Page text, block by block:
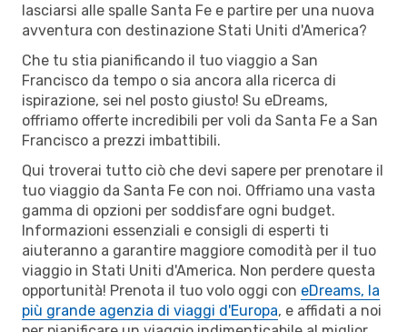
lasciarsi alle spalle Santa Fe e partire per una nuova
avventura con destinazione Stati Uniti d'America?
Che tu stia pianificando il tuo viaggio a San
Francisco da tempo o sia ancora alla ricerca di
ispirazione, sei nel posto giusto! Su eDreams,
offriamo offerte incredibili per voli da Santa Fe a San
Francisco a prezzi imbattibili.
Qui troverai tutto ciò che devi sapere per prenotare il
tuo viaggio da Santa Fe con noi. Offriamo una vasta
gamma di opzioni per soddisfare ogni budget.
Informazioni essenziali e consigli di esperti ti
aiuteranno a garantire maggiore comodità per il tuo
viaggio in Stati Uniti d'America. Non perdere questa
opportunità! Prenota il tuo volo oggi con eDreams, la
più grande agenzia di viaggi d'Europa, e affidati a noi